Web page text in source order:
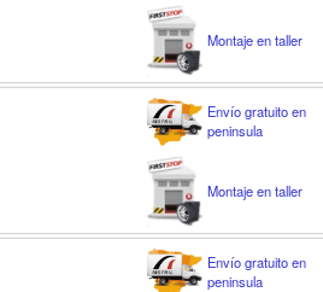
Montaje en taller
Envío gratuito en
peninsula
Montaje en taller
Envío gratuito en
peninsula